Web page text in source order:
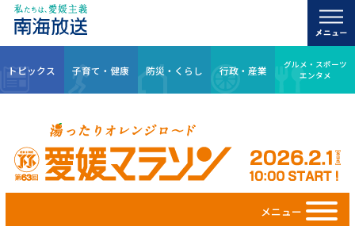
トピックス 子育て・健康 防災・くらし 行政・産業
グルメ・スポーツ
エンタメ
メニュー